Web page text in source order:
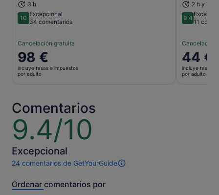
3 h
1010 sobre 10
Excepcional
34 comentarios
Cancelación gratuita
El
precio
es
por
adulto
98 €
incluye tasas e impuestos
por adulto
2 h y 15
9.49.4 sobre
11
Cancelación
El
precio
es
44 €
incluye tasas e
por adulto
Comentarios
9.4/10
9.4
sobre
10
Excepcional
24 comentarios de GetYourGuide
24 comentarios
esta
Ordenar comentarios por